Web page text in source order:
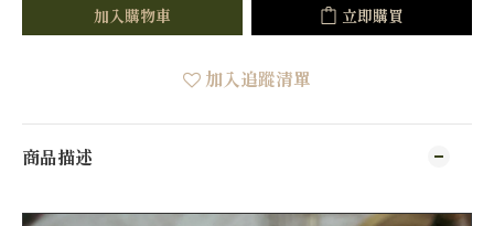
加入購物車 立即購買
加入追蹤清單
商品描述